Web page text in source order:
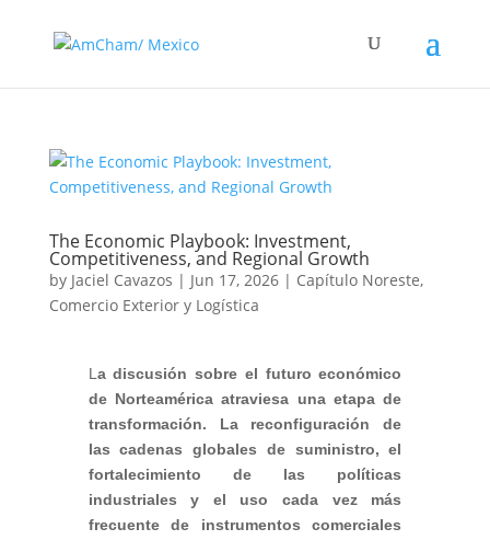
The Economic Playbook: Investment,
Competitiveness, and Regional Growth
by Jaciel Cavazos | Jun 17, 2026| Capítulo Noreste,
Comercio Exterior y Logística
L a discusión sobre el futuro económico
de Norteamérica atraviesa una etapa de
transformación. La reconfiguración de
las cadenas globales de suministro, el
fortalecimiento de las políticas
industriales y el uso cada vez más
frecuente de instrumentos comerciales